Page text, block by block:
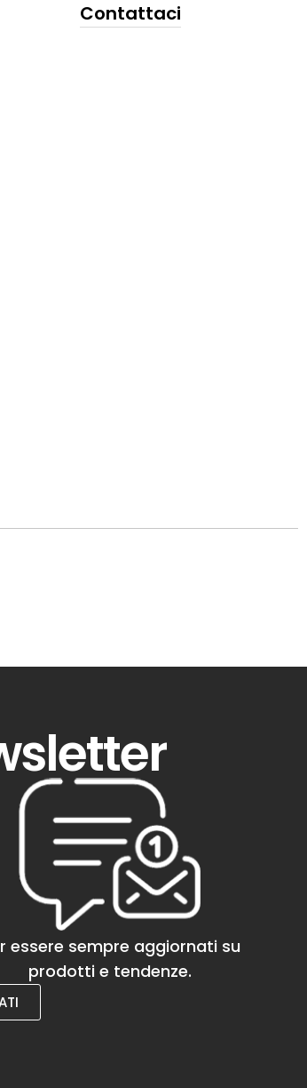
Contattaci
essere sempre aggiornati su
prodotti e tendenze.